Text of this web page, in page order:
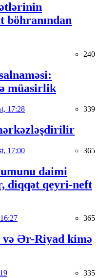
böhranından
240
müasirlik
17:28 339
17:00 365
daimi
diqqət qeyri-neft
365
və Ər-Riyad kimə
335